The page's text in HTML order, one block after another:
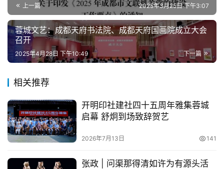
上一篇 2025年3月25日 下午3:07
蓉城文艺：成都天府书法院、成都天府国画院成立大会
召开
下一篇
2025年4月28日 下午10:49
相关推荐
开明印社建社四十五周年雅集蓉城
启幕 舒炯到场致辞贺艺
2026年7月13日 141
张政 | 问渠那得清如许为有源头活